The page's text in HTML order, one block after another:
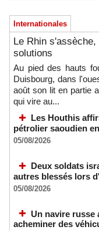
Internationales
Le Rhin
solutions
Au pied des hauts
Duisbourg, dans
août son lit en partie
qui vire au...
Les Houthis
pétrolier saoudien
05/08/2026
Deux soldats
autres blessés lors
05/08/2026
Un navire russe
acheminer des